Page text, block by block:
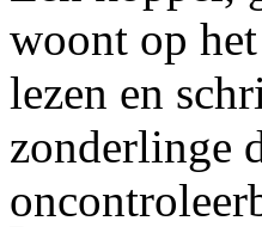
woont op
lezen en
zonderlinge